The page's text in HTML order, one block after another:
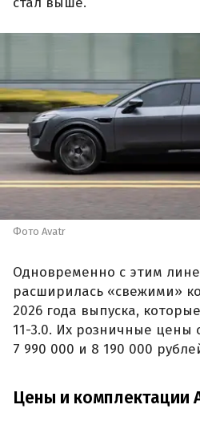
Фото Avatr
Одновременно с этим
расширилась «свежими»
2026 года выпуска,
11-3.0. Их розничные цены
7 990 000 и 8 190 000
Цены и комплектации